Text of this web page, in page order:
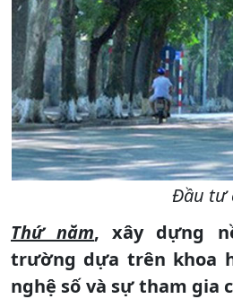
Đầu tư
Thứ năm, xây dựng
trường dựa trên khoa
nghệ số và sự tham gia